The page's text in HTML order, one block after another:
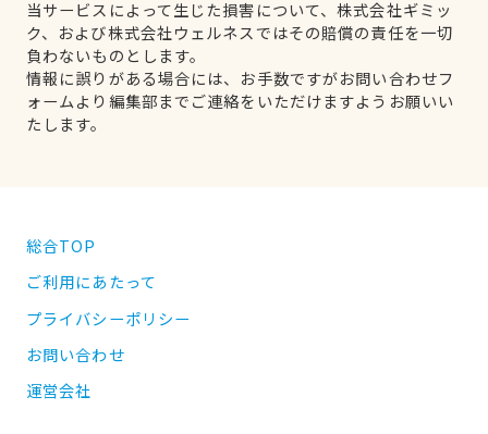
当サービスによって生じた損害について、株式会社ギミッ
ク、および株式会社ウェルネスではその賠償の責任を一切
負わないものとします。
情報に誤りがある場合には、お手数ですがお問い合わせフ
ォームより編集部までご連絡をいただけますようお願いい
たします。
総合TOP
ご利用にあたって
プライバシーポリシー
お問い合わせ
運営会社